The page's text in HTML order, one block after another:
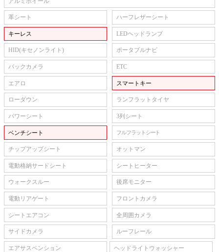
革シート ハーフレザーシート
キーレス LEDヘッドランプ
HID(キセノンライト) ポータブルナビ
バックカメラ ETC
エアロ スマートキー
ローダウン ランフラットタイヤ
パワーシート 3列シート
ベンチシート フルフラットシート
チップアップシート オットマン
電動格納サードシート シートヒーター
ウォークスルー 後席モニター
電動リアゲート フロントカメラ
シートエアコン 全周囲カメラ
サイドカメラ ルーフレール
エアサスペンション ヘッドライトウォッシャー